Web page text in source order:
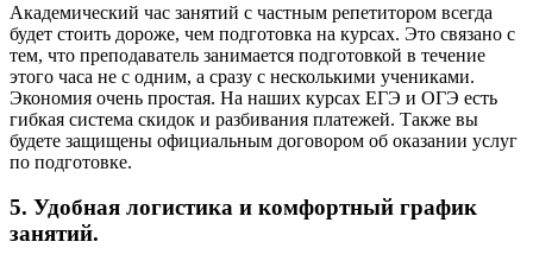
Академический час занятий с частным репетитором всегда
будет стоить дороже, чем подготовка на курсах. Это связано с
тем, что преподаватель занимается подготовкой в течение
этого часа не с одним, а сразу с несколькими учениками.
Экономия очень простая. На наших курсах ЕГЭ и ОГЭ есть
гибкая система скидок и разбивания платежей. Также вы
будете защищены официальным договором об оказании услуг
по подготовке.
5. Удобная логистика и комфортный график
занятий.